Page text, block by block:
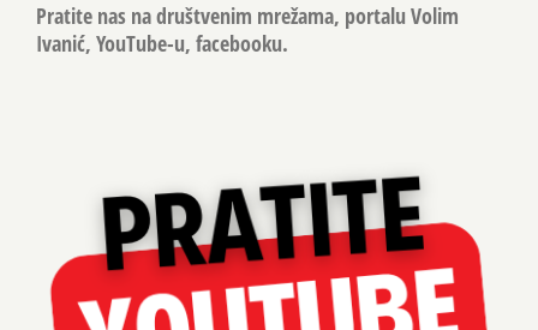
Pratite nas na društvenim mrežama, portalu Volim
Ivanić, YouTube-u, facebooku.